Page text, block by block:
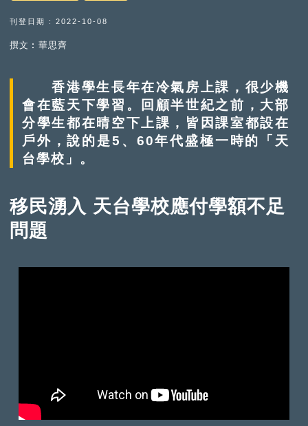
刊登日期 : 2022-10-08
撰文︰華思齊
香港學生長年在冷氣房上課，很少機
會在藍天下學習。回顧半世紀之前，大部
分學生都在晴空下上課，皆因課室都設在
戶外，說的是5、60年代盛極一時的「天
台學校」。
移民湧入 天台學校應付學額不足
問題